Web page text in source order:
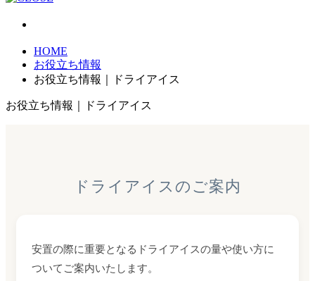
HOME
お役立ち情報
お役立ち情報｜ドライアイス
お役立ち情報｜ドライアイス
ドライアイスのご案内
安置の際に重要となるドライアイスの量や使い方に
ついてご案内いたします。